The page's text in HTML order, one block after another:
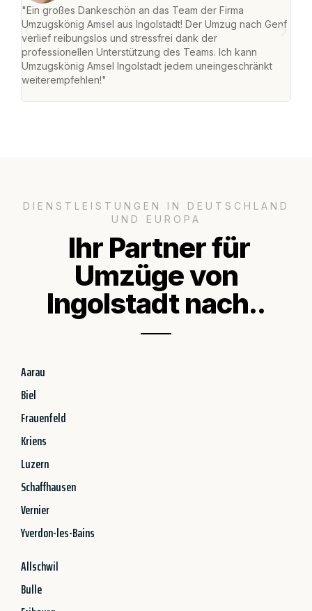
"Ein großes Dankeschön an das Team der Firma
Umzugskönig Amsel aus Ingolstadt! Der Umzug nach Genf
verlief reibungslos und stressfrei dank der
professionellen Unterstützung des Teams. Ich kann
Umzugskönig Amsel Ingolstadt jedem uneingeschränkt
weiterempfehlen!"
DIENSTLEISTUNGEN IN DEUTSCHLAND
UND EUROPA
Ihr Partner für
Umzüge von
Ingolstadt nach..
Aarau
Biel
Frauenfeld
Kriens
Luzern
Schaffhausen
Vernier
Yverdon-les-Bains
Allschwil
Bulle